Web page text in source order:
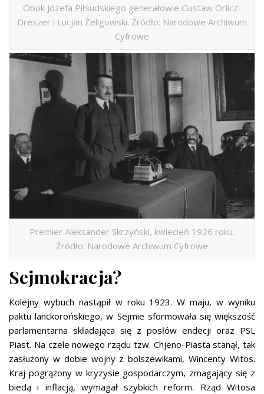
Obok Józefa Piłsudskiego generałowie Gustaw Orlicz-
Dreszer i Lucjan Żeligowski. Źródło: Narodowe Archiwum
Cyfrowe
Premier Aleksander Skrzyński, kwiecień 1926 roku.
Źródło: Narodowe Archiwum Cyfrowe
Sejmokracja?
Kolejny wybuch nastąpił w roku 1923. W maju, w wyniku
paktu lanckorońskiego, w Sejmie sformowała się większość
parlamentarna składająca się z posłów endecji oraz PSL
Piast. Na czele nowego rządu tzw. Chjeno-Piasta stanął, tak
zasłużony w dobie wojny z bolszewikami, Wincenty Witos.
Kraj pogrążony w kryzysie gospodarczym, zmagający się z
biedą i inflacją, wymagał szybkich reform. Rząd Witosa